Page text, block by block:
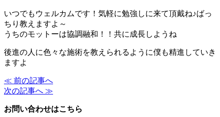
いつでもウェルカムです！気軽に勉強しに来て頂戴ね♪ばっ
ちり教えますよ～
うちのモットーは協調融和！！共に成長しようね
後進の人に色々な施術を教えられるように僕も精進していき
ますよ
≪ 前の記事へ
次の記事へ ≫
お問い合わせはこちら